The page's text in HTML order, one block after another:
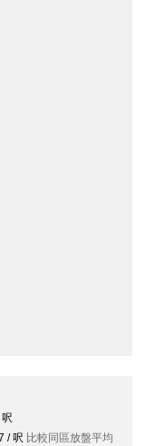
/ 呎 比較同區放盤平均